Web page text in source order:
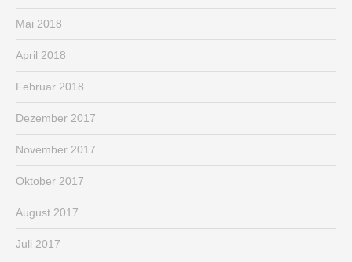
Mai 2018
April 2018
Februar 2018
Dezember 2017
November 2017
Oktober 2017
August 2017
Juli 2017